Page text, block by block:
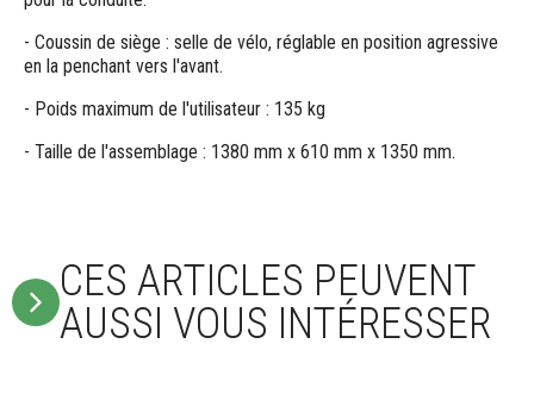
- Coussin de siège : selle de vélo, réglable en position agressive
en la penchant vers l'avant.
- Poids maximum de l'utilisateur : 135 kg
- Taille de l'assemblage : 1380 mm x 610 mm x 1350 mm.
CES ARTICLES PEUVENT
AUSSI VOUS INTÉRESSER